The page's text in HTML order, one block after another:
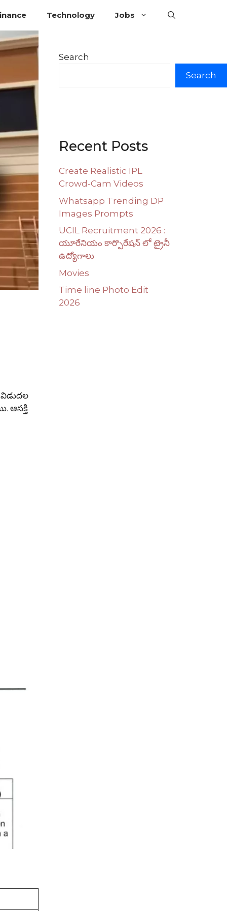
Technology Jobs
ఆసక్తి
Search
Search
Recent Posts
Create Realistic IPL
Crowd-Cam Videos
Whatsapp Trending DP
Images Prompts
UCIL Recruitment 2026 :
యూరేనియం కార్పొరేషన్ లో ట్రైనీ
ఉద్యోగాలు
Movies
Time line Photo Edit
2026